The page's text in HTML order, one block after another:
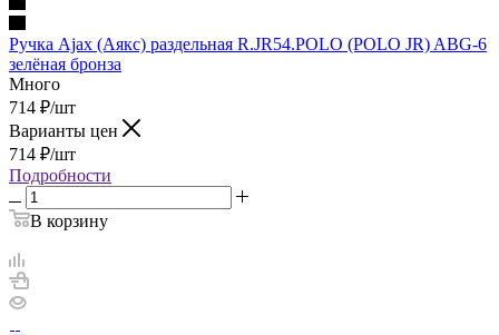
Ручка Ajax (Аякс) раздельная R.JR54.POLO (POLO JR) ABG-6
зелёная бронза
Много
714 ₽/шт
Варианты цен
714 ₽/шт
Подробности
В корзину